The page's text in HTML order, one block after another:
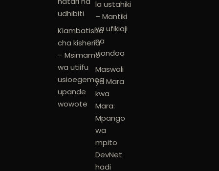
udhibiti
Kiambatisho
cha kisheria
– Msimamo
wa utiifu
usioegemea
upande
wowote
la ustahiki
– Mantiki
ya ufikiaji
na
viondoa
Maswali
ya Mara
kwa
Mara:
Mpango
wa
mpito
DevNet
hadi